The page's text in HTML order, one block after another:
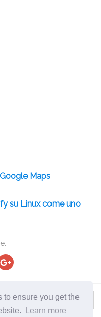
ensure you get the
Learn more
Maps
su Linux come uno
Svenska
Norsk